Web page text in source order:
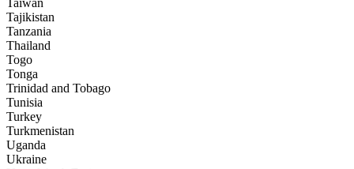
Taiwan
Tajikistan
Tanzania
Thailand
Togo
Tonga
Trinidad and Tobago
Tunisia
Turkey
Turkmenistan
Uganda
Ukraine